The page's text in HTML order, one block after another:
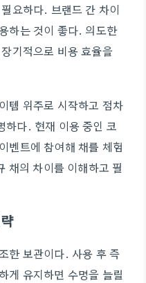
요하다. 브랜드 간 차이
하는 것이 좋다. 의도한
기적으로 비용 효율을
템 위주로 시작하고 점차
하다. 현재 이용 중인 코
벤트에 참여해 채를 체험
채의 차이를 이해하고 필
한 보관이다. 사용 후 즉
게 유지하면 수명을 늘릴